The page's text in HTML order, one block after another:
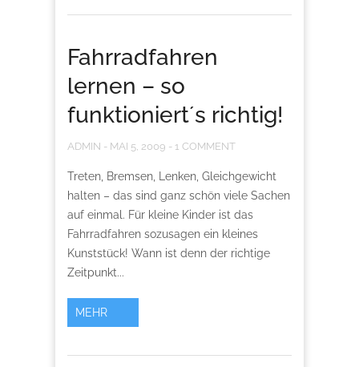
Fahrradfahren
lernen – so
funktioniert´s richtig!
ADMIN - MAI 5, 2009 - 1 COMMENT
Treten, Bremsen, Lenken, Gleichgewicht
halten – das sind ganz schön viele Sachen
auf einmal. Für kleine Kinder ist das
Fahrradfahren sozusagen ein kleines
Kunststück! Wann ist denn der richtige
Zeitpunkt...
MEHR